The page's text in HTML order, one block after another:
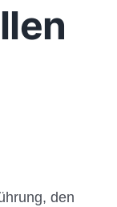
den